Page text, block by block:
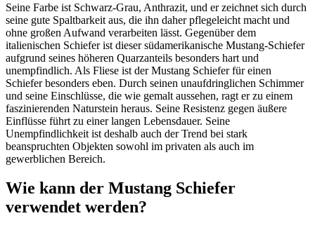
Seine Farbe ist Schwarz-Grau, Anthrazit, und er zeichnet sich durch
seine gute Spaltbarkeit aus, die ihn daher pflegeleicht macht und
ohne großen Aufwand verarbeiten lässt. Gegenüber dem
italienischen Schiefer ist dieser südamerikanische Mustang-Schiefer
aufgrund seines höheren Quarzanteils besonders hart und
unempfindlich. Als Fliese ist der Mustang Schiefer für einen
Schiefer besonders eben. Durch seinen unaufdringlichen Schimmer
und seine Einschlüsse, die wie gemalt aussehen, ragt er zu einem
faszinierenden Naturstein heraus. Seine Resistenz gegen äußere
Einflüsse führt zu einer langen Lebensdauer. Seine
Unempfindlichkeit ist deshalb auch der Trend bei stark
beanspruchten Objekten sowohl im privaten als auch im
gewerblichen Bereich.
Wie kann der Mustang Schiefer
verwendet werden?